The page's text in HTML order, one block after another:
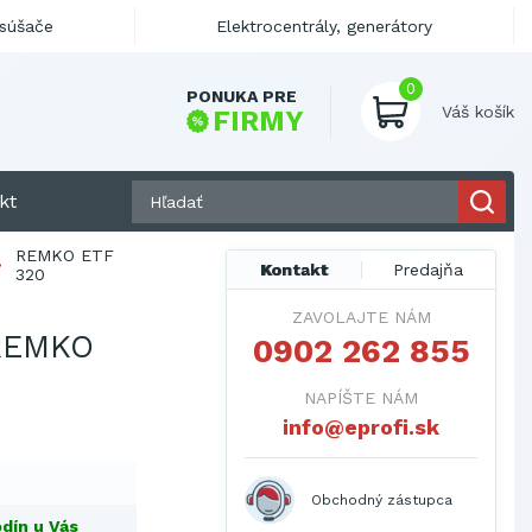
PONUKA PRE
FIRMY
0
Váš košík
REMKO ETF
320
u Vás
Kontakt Predajňa
ZAVOLAJTE NÁM
0902 262 855
NAPÍŠTE NÁM
info@eprofi.sk
Obchodný zástupca
Elektrocentrály, generátory